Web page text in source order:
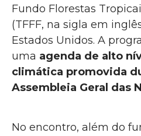
Fundo Florestas
(TFFF, na sigla em
Estados Unidos. A
uma agenda de alto
climática promovida
Assembleia Geral das
No encontro, além do